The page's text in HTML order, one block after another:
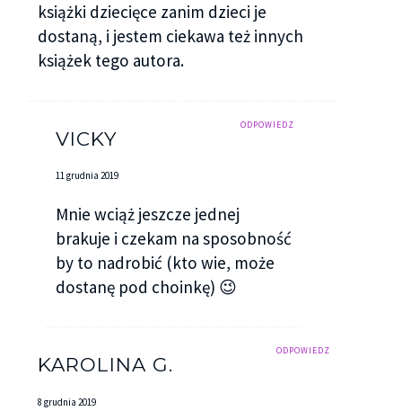
książki dziecięce zanim dzieci je
dostaną, i jestem ciekawa też innych
książek tego autora.
ODPOWIEDZ
VICKY
11 grudnia 2019
Mnie wciąż jeszcze jednej
brakuje i czekam na sposobność
by to nadrobić (kto wie, może
dostanę pod choinkę) 😉
ODPOWIEDZ
KAROLINA G.
8 grudnia 2019